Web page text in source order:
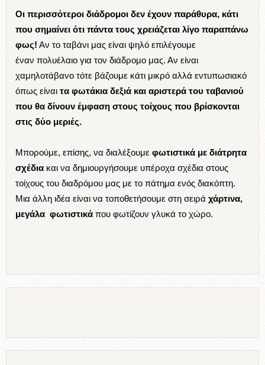
Οι περισσότεροι διάδρομοι δεν έχουν παράθυρα, κάτι
που σημαίνει ότι πάντα τους χρειάζεται λίγο παραπάνω
φως! Αν το ταβάνι μας είναι ψηλό επιλέγουμε
έναν πολυέλαιο για τον διάδρομο μας. Αν είναι
χαμηλοτάβανο τότε βάζουμε κάτι μικρό αλλά εντυπωσιακό
όπως είναι τα φωτάκια δεξιά και αριστερά του ταβανιού
που θα δίνουν έμφαση στους τοίχους που βρίσκονται
στις δύο μεριές.
Μπορούμε, επίσης, να διαλέξουμε φωτιστικά με διάτρητα
σχέδια και να δημιουργήσουμε υπέροχα σχέδια στους
τοίχους του διαδρόμου μας με το πάτημα ενός διακόπτη.
Μια άλλη ιδέα είναι να τοποθετήσουμε στη σειρά χάρτινα,
μεγάλα φωτιστικά που φωτίζουν γλυκά το χώρο.